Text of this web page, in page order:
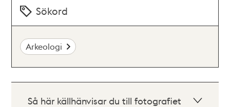
Sökord
Arkeologi
Så här källhänvisar du till fotografiet